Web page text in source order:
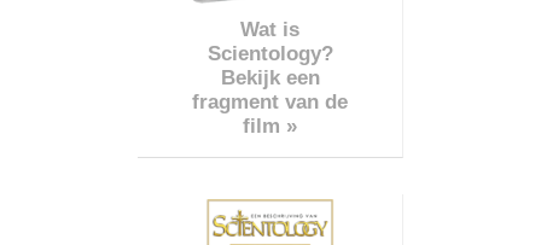
Wat is
Scientology?
Bekijk een
fragment van de
film »